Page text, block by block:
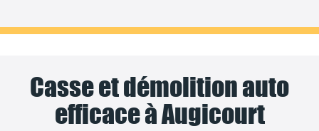
Casse et démolition auto
efficace à Augicourt